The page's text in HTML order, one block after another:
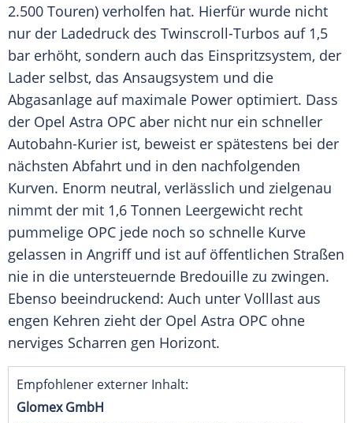
2.500 Touren) verholfen hat. Hierfür wurde nicht
nur der Ladedruck des Twinscroll-Turbos auf 1,5
bar erhöht, sondern auch das Einspritzsystem, der
Lader selbst, das Ansaugsystem und die
Abgasanlage auf maximale Power optimiert. Dass
der Opel Astra OPC aber nicht nur ein schneller
Autobahn-Kurier ist, beweist er spätestens bei der
nächsten Abfahrt und in den nachfolgenden
Kurven. Enorm neutral, verlässlich und zielgenau
nimmt der mit 1,6 Tonnen Leergewicht recht
pummelige OPC jede noch so schnelle Kurve
gelassen in Angriff und ist auf öffentlichen Straßen
nie in die untersteuernde Bredouille zu zwingen.
Ebenso beeindruckend: Auch unter Volllast aus
engen Kehren zieht der Opel Astra OPC ohne
nerviges Scharren gen Horizont.
Empfohlener externer Inhalt:
Glomex GmbH